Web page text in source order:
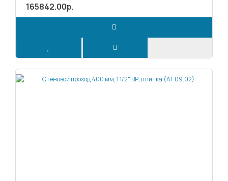
165842.00р.